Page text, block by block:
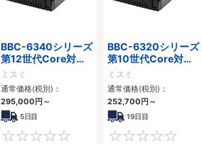
0
BBC-6340シリーズ
第12世代Core対応
小型フロアマウント
PC2PCI/2PCIe
ミスミ
通常価格(税別)：
295,000円～
5日目
0
BBC-6320シリーズ
第10世代Core対応
小型フロアマウント
FAPC 2PCI・2PCIe
ミスミ
通常価格(税別)：
252,700円～
19日目